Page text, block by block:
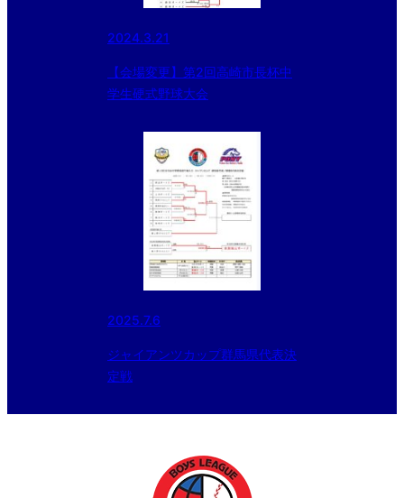
2024.3.21
【会場変更】第2回高崎市長杯中
学生硬式野球大会
2025.7.6
ジャイアンツカップ群馬県代表決
定戦